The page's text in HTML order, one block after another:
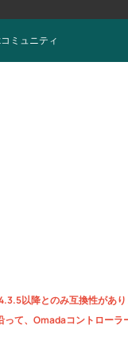
ミュニティ
以降とのみ互換性があり
って、Omadaコントローラ